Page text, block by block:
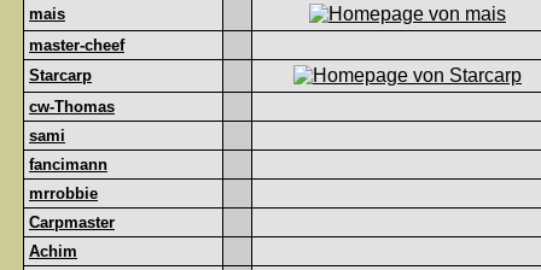
mais
master-cheef
Starcarp
cw-Thomas
sami
fancimann
mrrobbie
Carpmaster
Achim